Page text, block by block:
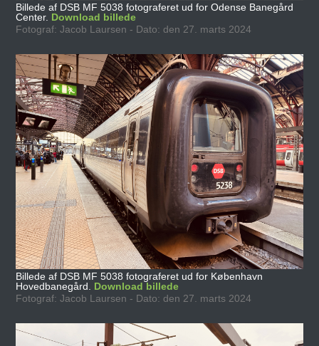
Billede af DSB MF 5038 fotograferet ud for Odense Banegård
Center. Download billede
Fotograf: Jacob Laursen - Dato: den 27. marts 2024
Billede af DSB MF 5038 fotograferet ud for København
Hovedbanegård. Download billede
Fotograf: Jacob Laursen - Dato: den 27. marts 2024